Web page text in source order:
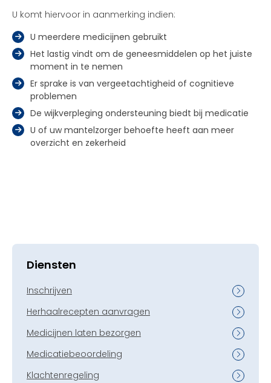
U komt hiervoor in aanmerking indien:
U meerdere medicijnen gebruikt
Het lastig vindt om de geneesmiddelen op het juiste
moment in te nemen
Er sprake is van vergeetachtigheid of cognitieve
problemen
De wijkverpleging ondersteuning biedt bij medicatie
U of uw mantelzorger behoefte heeft aan meer
overzicht en zekerheid
Diensten
Inschrijven
Herhaalrecepten aanvragen
Medicijnen laten bezorgen
Medicatiebeoordeling
Klachtenregeling